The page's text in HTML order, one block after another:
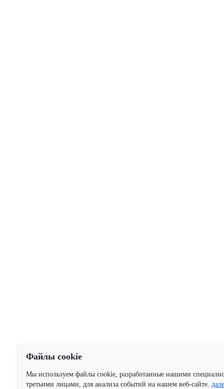
Файлы cookie
Мы используем файлы cookie, разработанные нашими
третьими лицами, для анализа событий на нашем веб-сайте.